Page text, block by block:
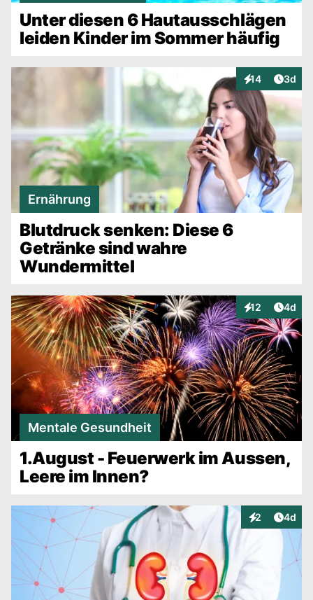
Unter diesen 6 Hautausschlägen
leiden Kinder im Sommer häufig
14
Interaktionen
3d
Ernährung
Blutdruck senken: Diese 6
Getränke sind wahre
Wundermittel
12
Interaktionen
4d
Mentale Gesundheit
1.August - Feuerwerk im Aussen,
Leere im Innen?
2
Interaktionen
4d